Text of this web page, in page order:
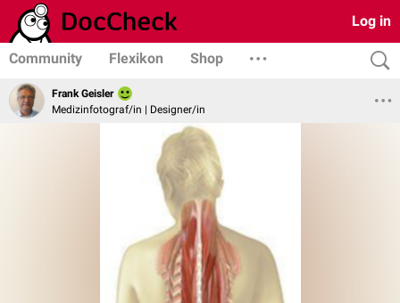
Log in
Community Flexikon Shop
Frank Geisler
Medizinfotograf/in | Designer/in